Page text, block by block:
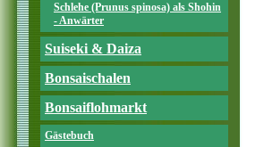
Schlehe (Prunus spinosa) als Shohin
- Anwärter
Suiseki & Daiza
Bonsaischalen
Bonsaiflohmarkt
Gästebuch